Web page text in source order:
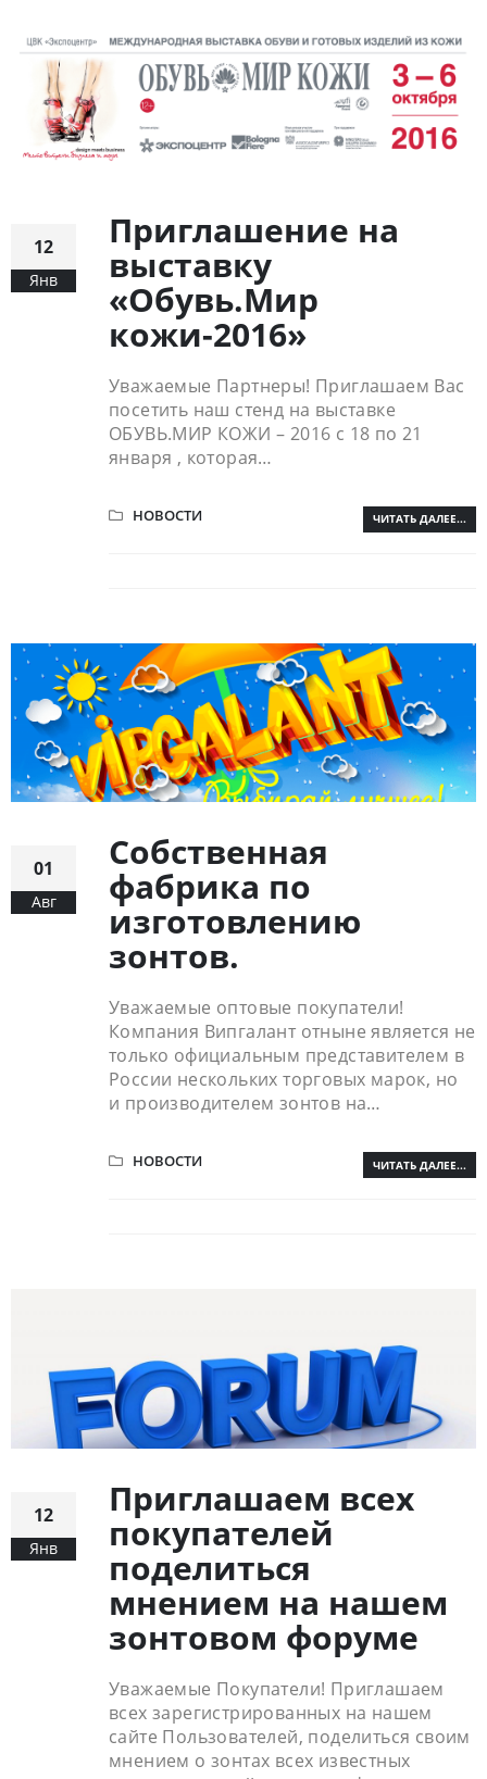
12
Янв
Приглашение на
выставку
«Обувь.Мир
кожи-2016»
Уважаемые Партнеры! Приглашаем Вас
посетить наш стенд на выставке
ОБУВЬ.МИР КОЖИ – 2016 с 18 по 21
января , которая…
НОВОСТИ ЧИТАТЬ ДАЛЕЕ...
01
Авг
Собственная
фабрика по
изготовлению
зонтов.
Уважаемые оптовые покупатели!
Компания Випгалант отныне является не
только официальным представителем в
России нескольких торговых марок, но
и производителем зонтов на…
НОВОСТИ ЧИТАТЬ ДАЛЕЕ...
12
Янв
Приглашаем всех
покупателей
поделиться
мнением на нашем
зонтовом форуме
Уважаемые Покупатели! Приглашаем
всех зарегистрированных на нашем
сайте Пользователей, поделиться своим
мнением о зонтах всех известных